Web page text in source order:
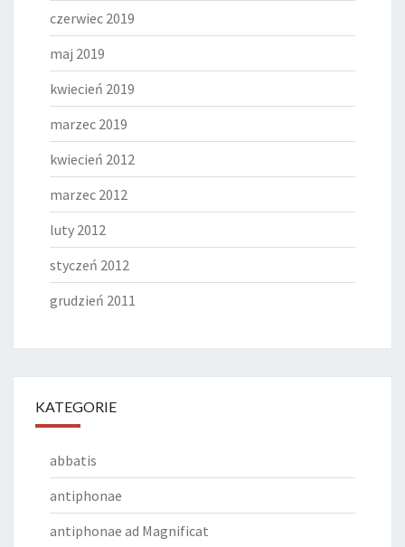
czerwiec 2019
maj 2019
kwiecień 2019
marzec 2019
kwiecień 2012
marzec 2012
luty 2012
styczeń 2012
grudzień 2011
KATEGORIE
abbatis
antiphonae
antiphonae ad Magnificat